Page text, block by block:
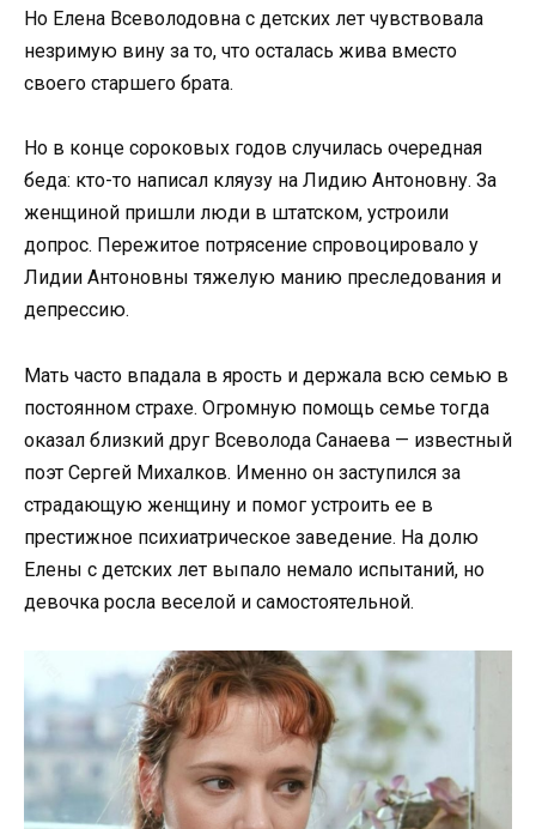
Но Елена Всеволодовна с детских лет чувствовала
незримую вину за то, что осталась жива вместо
своего старшего брата.
Но в конце сороковых годов случилась очередная
беда: кто-то написал кляузу на Лидию Антоновну. За
женщиной пришли люди в штатском, устроили
допрос. Пережитое потрясение спровоцировало у
Лидии Антоновны тяжелую манию преследования и
депрессию.
Мать часто впадала в ярость и держала всю семью в
постоянном страхе. Огромную помощь семье тогда
оказал близкий друг Всеволода Санаева — известный
поэт Сергей Михалков. Именно он заступился за
страдающую женщину и помог устроить ее в
престижное психиатрическое заведение. На долю
Елены с детских лет выпало немало испытаний, но
девочка росла веселой и самостоятельной.